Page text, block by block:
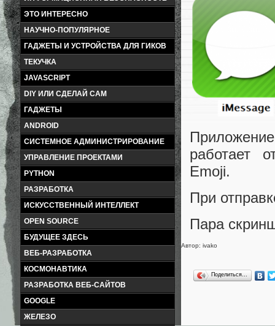
ЭТО ИНТЕРЕСНО
НАУЧНО-ПОПУЛЯРНОЕ
ГАДЖЕТЫ И УСТРОЙСТВА ДЛЯ ГИКОВ
ТЕКУЧКА
JAVASCRIPT
DIY ИЛИ СДЕЛАЙ САМ
ГАДЖЕТЫ
ANDROID
СИСТЕМНОЕ АДМИНИСТРИРОВАНИЕ
УПРАВЛЕНИЕ ПРОЕКТАМИ
PYTHON
РАЗРАБОТКА
ИСКУССТВЕННЫЙ ИНТЕЛЛЕКТ
OPEN SOURCE
БУДУЩЕЕ ЗДЕСЬ
ВЕБ-РАЗРАБОТКА
КОСМОНАВТИКА
РАЗРАБОТКА ВЕБ-САЙТОВ
GOOGLE
ЖЕЛЕЗО
работает
Emoji.
При
Пара
Автор: ivako
Поделиться…